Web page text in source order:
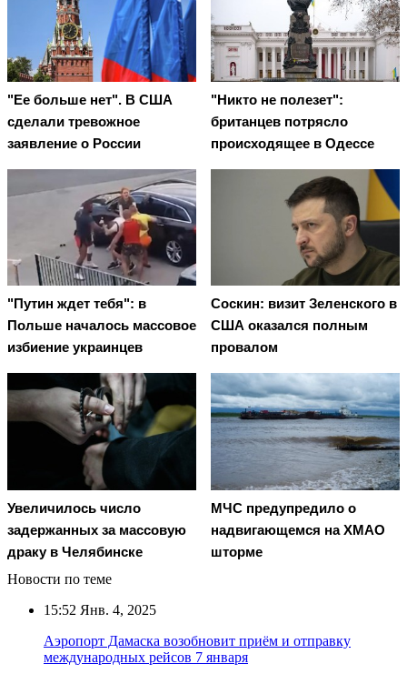
"Ее больше нет". В США
сделали тревожное
заявление о России
"Никто не полезет":
британцев потрясло
происходящее в Одессе
"Путин ждет тебя": в
Польше началось массовое
избиение украинцев
Соскин: визит Зеленского в
США оказался полным
провалом
Увеличилось число
задержанных за массовую
драку в Челябинске
МЧС предупредило о
надвигающемся на ХМАО
шторме
Новости по теме
15:52 Янв. 4, 2025
Аэропорт Дамаска возобновит приём и отправку
международных рейсов 7 января